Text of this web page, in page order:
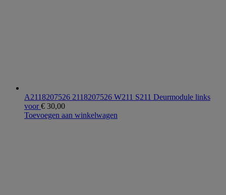
A2118207526 2118207526 W211 S211 Deurmodule links
voor€ 30,00
Toevoegen aan winkelwagen